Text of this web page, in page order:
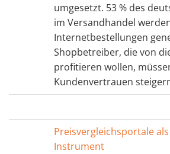
umgesetzt. 53 % des
im Versandhandel
Internetbestellungen
Shopbetreiber, die von
profitieren wollen,
Kundenvertrauen
Preisvergleichsportale
Instrument